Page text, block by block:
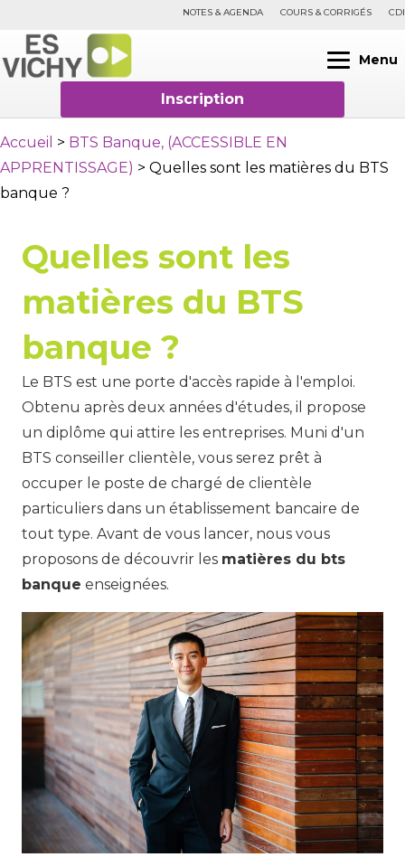
NOTES & AGENDA COURS & CORRIGÉS CDI
Menu
Inscription
Accueil > BTS Banque, (ACCESSIBLE EN
APPRENTISSAGE) > Quelles sont les matières du BTS
banque ?
Quelles sont les
matières du BTS
banque ?
Le BTS est une porte d'accès rapide à l'emploi.
Obtenu après deux années d'études, il propose
un diplôme qui attire les entreprises. Muni d'un
BTS conseiller clientèle, vous serez prêt à
occuper le poste de chargé de clientèle
particuliers dans un établissement bancaire de
tout type. Avant de vous lancer, nous vous
proposons de découvrir les matières du bts
banque enseignées.